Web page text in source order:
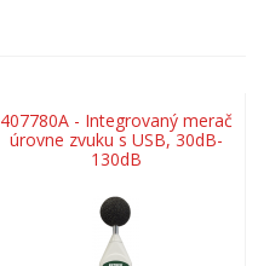
407780A - Integrovaný merač
úrovne zvuku s USB, 30dB-
130dB